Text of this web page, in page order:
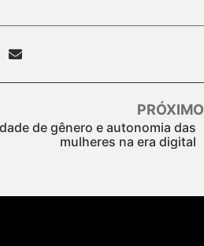
PRÓXIMO
de gênero e autonomia das
mulheres na era digital